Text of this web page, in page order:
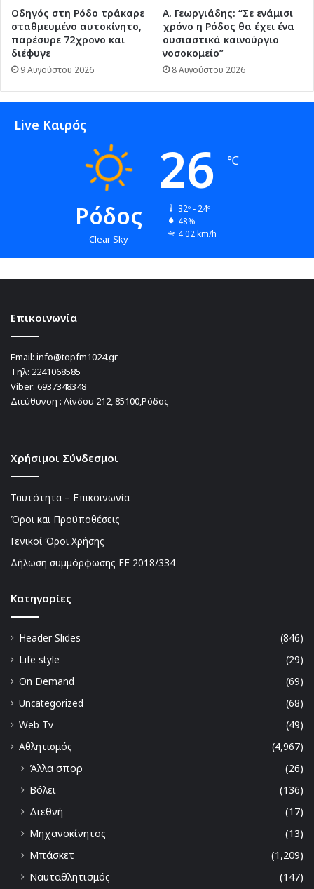
Οδηγός στη Ρόδο τράκαρε
σταθμευμένο αυτοκίνητο,
παρέσυρε 72χρονο και
διέφυγε
9 Αυγούστου 2026
Α. Γεωργιάδης: “Σε ενάμισι
χρόνο η Ρόδος θα έχει ένα
ουσιαστικά καινούργιο
νοσοκομείο”
8 Αυγούστου 2026
Live Καιρός
Ρόδος
Clear Sky
26 ℃
32º - 24º
48%
4.02 km/h
Επικοινωνία
Email: info@topfm1024.gr
Τηλ: 2241068585
Viber: 6937348348
Διεύθυνση : Λίνδου 212, 85100,Ρόδος
Χρήσιμοι Σύνδεσμοι
Ταυτότητα – Επικοινωνία
Όροι και Προϋποθέσεις
Γενικοί Όροι Χρήσης
Δήλωση συμμόρφωσης ΕΕ 2018/334
Kατηγορίες
Header Slides
(846)
Life style
(29)
On Demand
(69)
Uncategorized
(68)
Web Tv
(49)
Αθλητισμός
(4,967)
Άλλα σπορ
(26)
Βόλει
(136)
Διεθνή
(17)
Μηχανοκίνητος
(13)
Μπάσκετ
(1,209)
Ναυταθλητισμός
(147)